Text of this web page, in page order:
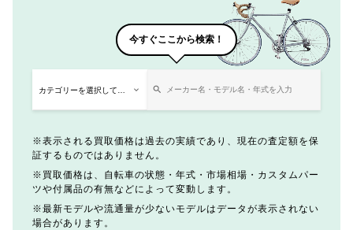
今すぐここから検索！
表示される買取価格は過去の実績であり、現在の査定額を保
証するものではありません。
買取価格は、自転車の状態・年式・市場相場・カスタムパー
ツや付属品の有無などによって変動します。
最新モデルや流通量が少ないモデルはデータが表示されない
場合があります。